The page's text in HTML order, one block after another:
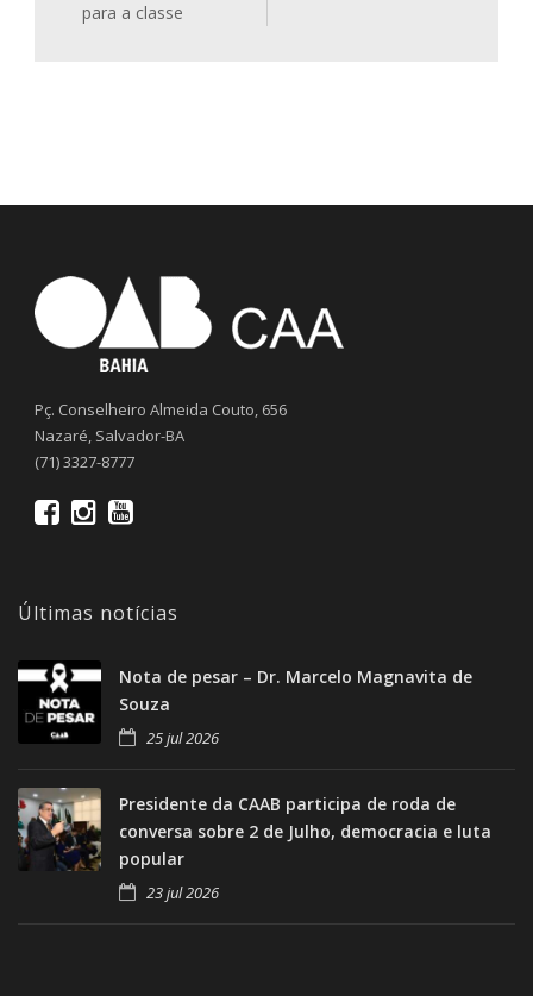
para a classe
Pç. Conselheiro Almeida Couto, 656
Nazaré, Salvador-BA
(71) 3327-8777
Últimas notícias
Nota de pesar – Dr. Marcelo Magnavita de
Souza
25 jul 2026
Presidente da CAAB participa de roda de
conversa sobre 2 de Julho, democracia e luta
popular
23 jul 2026